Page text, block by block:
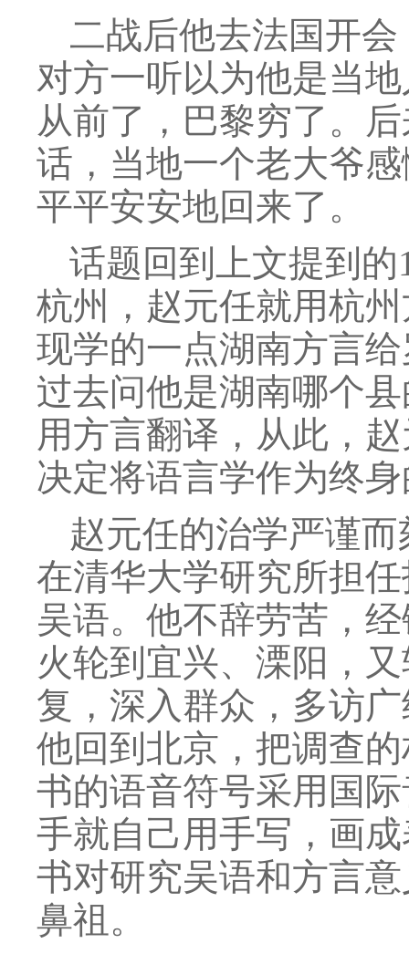
二战后他去法国开
对方一听以为他是当
从前了，巴黎穷了。
话，当地一个老大爷
平平安安地回来了。
话题回到上文提到
杭州，赵元任就用杭
现学的一点湖南方言
过去问他是湖南哪个
用方言翻译，从此，
决定将语言学作为终
赵元任的治学严谨
在清华大学研究所担
吴语。他不辞劳苦，
火轮到宜兴、溧阳，
复，深入群众，多访
他回到北京，把调查
书的语音符号采用国
手就自己用手写，画
书对研究吴语和方言
鼻祖。